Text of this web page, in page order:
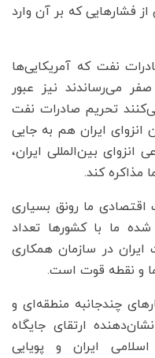
فشارهایی که بر آن وارد
نفت که آمریکایی‌ها
می‌رساندند نیز عبور
تحریم صادرات نفت
انزوای ایران هم به‌ جایی
بین‌المللی ایران،
مذاکره کند.
اقتصادی ما رونق بسیاری
ما با کشورها تعداد
در سازمان همکاری
و نقطه قوت است.
چندجانبه منطقه‌ای و
ارتقای جایگاه
ایران و پویایی